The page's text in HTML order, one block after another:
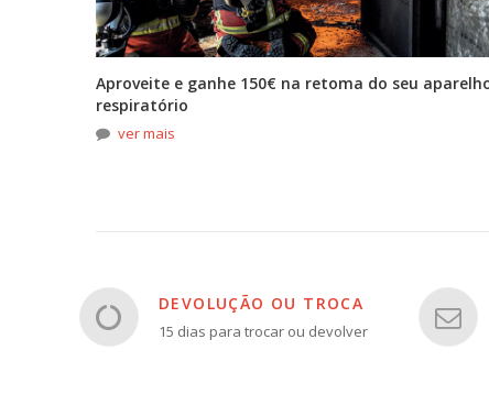
Aproveite e ganhe 150€ na retoma do seu
respiratório
ver mais
DEVOLUÇÃO OU TROCA
15 dias para trocar ou devolver